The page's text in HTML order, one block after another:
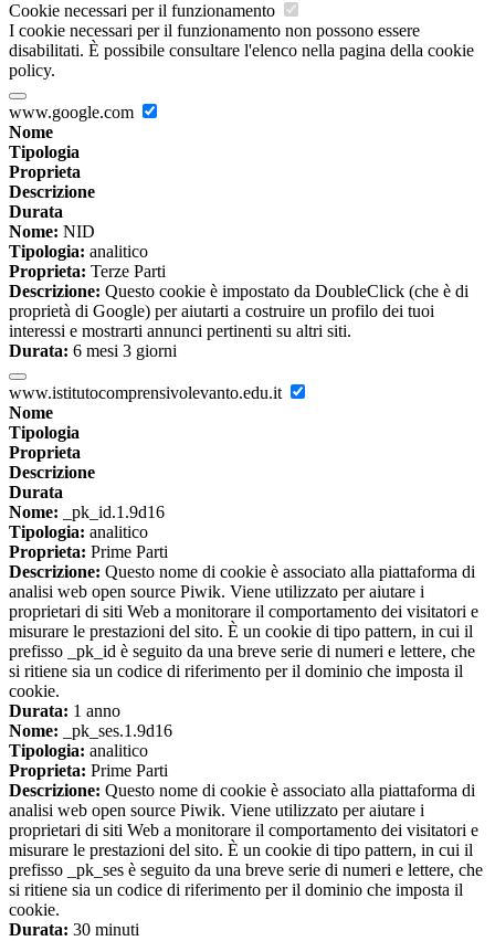
Cookie necessari per il funzionamento
I cookie necessari per il funzionamento non possono essere
disabilitati. È possibile consultare l'elenco nella pagina della cookie
policy.
www.google.com
Nome
Tipologia
Proprieta
Descrizione
Durata
Nome: NID
Tipologia: analitico
Proprieta: Terze Parti
Descrizione: Questo cookie è impostato da DoubleClick (che è di
proprietà di Google) per aiutarti a costruire un profilo dei tuoi
interessi e mostrarti annunci pertinenti su altri siti.
Durata: 6 mesi 3 giorni
www.istitutocomprensivolevanto.edu.it
Nome
Tipologia
Proprieta
Descrizione
Durata
Nome: _pk_id.1.9d16
Tipologia: analitico
Proprieta: Prime Parti
Descrizione: Questo nome di cookie è associato alla piattaforma di
analisi web open source Piwik. Viene utilizzato per aiutare i
proprietari di siti Web a monitorare il comportamento dei visitatori e
misurare le prestazioni del sito. È un cookie di tipo pattern, in cui il
prefisso _pk_id è seguito da una breve serie di numeri e lettere, che
si ritiene sia un codice di riferimento per il dominio che imposta il
cookie.
Durata: 1 anno
Nome: _pk_ses.1.9d16
Tipologia: analitico
Proprieta: Prime Parti
Descrizione: Questo nome di cookie è associato alla piattaforma di
analisi web open source Piwik. Viene utilizzato per aiutare i
proprietari di siti Web a monitorare il comportamento dei visitatori e
misurare le prestazioni del sito. È un cookie di tipo pattern, in cui il
prefisso _pk_ses è seguito da una breve serie di numeri e lettere, che
si ritiene sia un codice di riferimento per il dominio che imposta il
cookie.
Durata: 30 minuti